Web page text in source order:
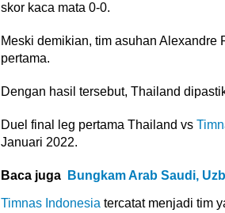
skor kaca mata 0-0.
Meski demikian, tim asuhan
pertama.
Dengan hasil tersebut, Thailand
Duel final leg pertama Thailand vs
Januari 2022.
Baca juga Bungkam Arab Saudi,
Timnas Indonesia tercatat menjadi tim